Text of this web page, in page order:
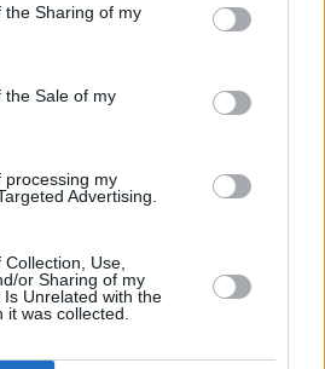
usted tiene el derecho de
Sus preferencias se aplicarán
de nuevo en este sitio web o
de privacidad.
the Sharing of my
the Sale of my
processing my
Advertising.
Use,
or Sharing of my
Unrelated with the
was collected.